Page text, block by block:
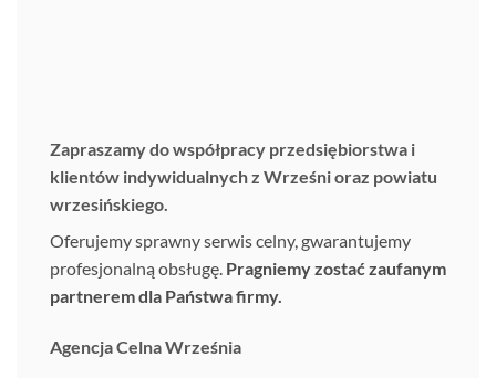
Zapraszamy do współpracy przedsiębiorstwa i
klientów indywidualnych z Wrześni oraz powiatu
wrzesińskiego.
Oferujemy sprawny serwis celny, gwarantujemy
profesjonalną obsługę. Pragniemy zostać zaufanym
partnerem dla Państwa firmy.
Agencja Celna Września